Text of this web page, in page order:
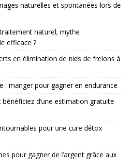
naturelles et spontanées lors de
naturel, mythe
efficace ?
en élimination de nids de frelons à
: manger pour gagner en endurance
bénéficiez d’une estimation gratuite
pour une cure détox
pour gagner de l’argent grâce aux